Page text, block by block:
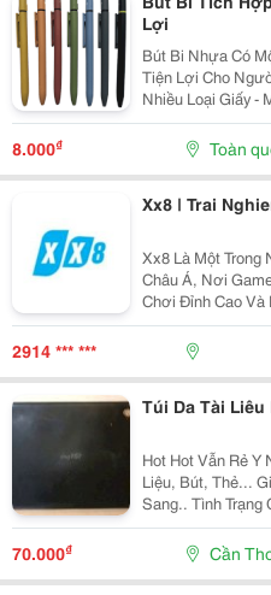
Lợi
Bút Bi Nhựa Có
Tiện Lợi Cho
Nhiều Loại Giấy -
Đường Nét Sinh
- Không Độc Hại,
8.000₫ Toàn
Xx8 | Trai
Xx8 Là Một Trong
Châu Á, Nơi
Chơi Đỉnh Cao Và
Game Bài Truyền
Thể Thao Đa
Nâng Cấp Để...
2914 *** ***
Túi Da Tài
Hot Hot Vẫn Rẻ Y Như Cũ Mình Dư
Liệu, Bút, Thẻ...
Sang.. Tình Trạng
Mìn Nhoaaa
70.000₫ Cần